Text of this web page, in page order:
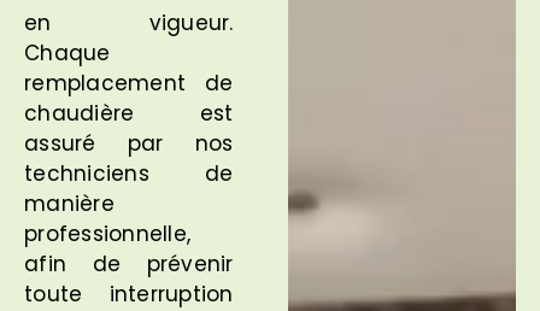
en vigueur.
Chaque
remplacement de
chaudière est
assuré par nos
techniciens de
manière
professionnelle,
afin de prévenir
toute interruption